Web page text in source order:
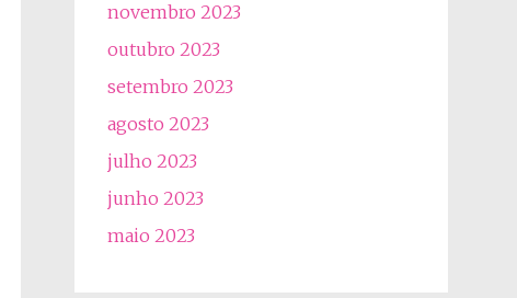
novembro 2023
outubro 2023
setembro 2023
agosto 2023
julho 2023
junho 2023
maio 2023